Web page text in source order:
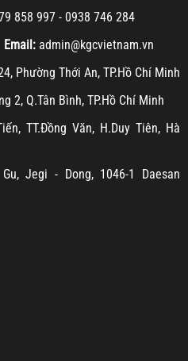
858 997 - 0938 746 284
Email: admin@kgcvietnam.vn
Phường Thới An, TP.Hồ Chí Minh
2, Q.Tân Bình, TP.Hồ Chí Minh
TT.Đồng Văn, H.Duy Tiên, Hà
Jegi - Dong, 1046-1 Daesan